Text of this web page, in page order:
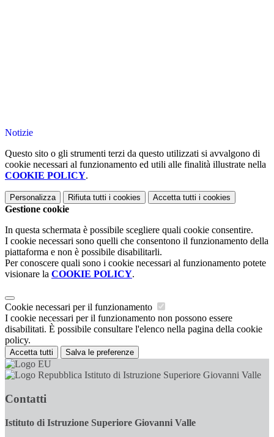
Notizie
Questo sito o gli strumenti terzi da questo utilizzati si avvalgono di
cookie necessari al funzionamento ed utili alle finalità illustrate nella
COOKIE POLICY.
Personalizza Rifiuta tutti i cookies Accetta tutti i cookies
Gestione cookie
In questa schermata è possibile scegliere quali cookie consentire.
I cookie necessari sono quelli che consentono il funzionamento della
piattaforma e non è possibile disabilitarli.
Per conoscere quali sono i cookie necessari al funzionamento potete
visionare la COOKIE POLICY.
Cookie necessari per il funzionamento
I cookie necessari per il funzionamento non possono essere
disabilitati. È possibile consultare l'elenco nella pagina della cookie
policy.
Accetta tutti Salva le preferenze
Istituto di Istruzione Superiore Giovanni Valle
Contatti
Istituto di Istruzione Superiore Giovanni Valle